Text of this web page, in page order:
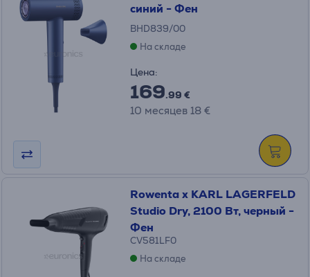
синий - Фен
BHD839/00
На складе
Цена:
169.99 €
10 месяцев 18 €
Rowenta x KARL LAGERFELD
Studio Dry, 2100 Вт, черный -
Фен
CV581LF0
На складе